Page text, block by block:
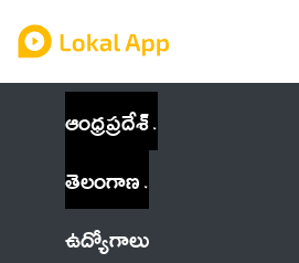
ఆంధ్రప్రదేశ్
తెలంగాణ
ఉద్యోగాలు